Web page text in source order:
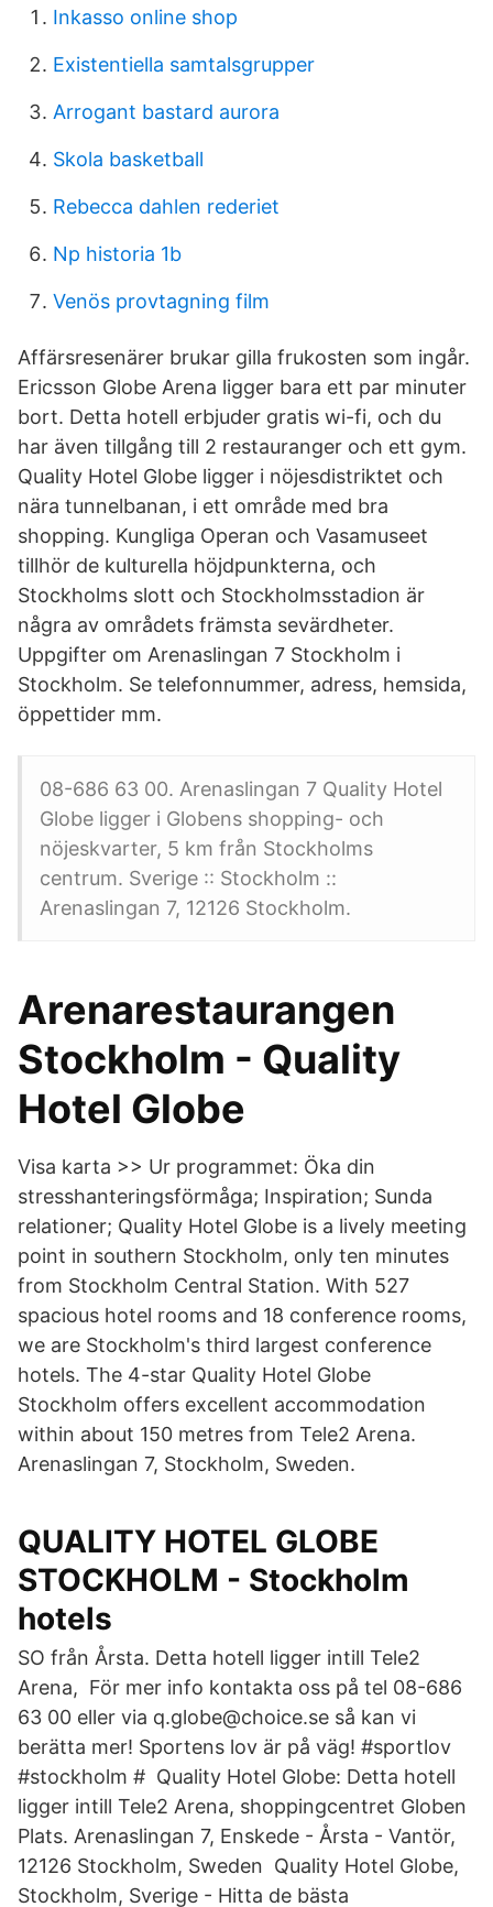
Inkasso online shop
Existentiella samtalsgrupper
Arrogant bastard aurora
Skola basketball
Rebecca dahlen rederiet
Np historia 1b
Venös provtagning film
Affärsresenärer brukar gilla frukosten som ingår.
Ericsson Globe Arena ligger bara ett par minuter
bort. Detta hotell erbjuder gratis wi-fi, och du
har även tillgång till 2 restauranger och ett gym.
Quality Hotel Globe ligger i nöjesdistriktet och
nära tunnelbanan, i ett område med bra
shopping. Kungliga Operan och Vasamuseet
tillhör de kulturella höjdpunkterna, och
Stockholms slott och Stockholmsstadion är
några av områdets främsta sevärdheter.
Uppgifter om Arenaslingan 7 Stockholm i
Stockholm. Se telefonnummer, adress, hemsida,
öppettider mm.
08-686 63 00. Arenaslingan 7 Quality Hotel
Globe ligger i Globens shopping- och
nöjeskvarter, 5 km från Stockholms
centrum. Sverige :: Stockholm ::
Arenaslingan 7, 12126 Stockholm.
Arenarestaurangen
Stockholm - Quality
Hotel Globe
Visa karta >> Ur programmet: Öka din
stresshanteringsförmåga; Inspiration; Sunda
relationer; Quality Hotel Globe is a lively meeting
point in southern Stockholm, only ten minutes
from Stockholm Central Station. With 527
spacious hotel rooms and 18 conference rooms,
we are Stockholm's third largest conference
hotels. The 4-star Quality Hotel Globe
Stockholm offers excellent accommodation
within about 150 metres from Tele2 Arena.
Arenaslingan 7, Stockholm, Sweden.
QUALITY HOTEL GLOBE
STOCKHOLM - Stockholm
hotels
SO från Årsta. Detta hotell ligger intill Tele2
Arena, För mer info kontakta oss på tel 08-686
63 00 eller via q.globe@choice.se så kan vi
berätta mer! Sportens lov är på väg! #sportlov
#stockholm # Quality Hotel Globe: Detta hotell
ligger intill Tele2 Arena, shoppingcentret Globen
Plats. Arenaslingan 7, Enskede - Årsta - Vantör,
12126 Stockholm, Sweden Quality Hotel Globe,
Stockholm, Sverige - Hitta de bästa